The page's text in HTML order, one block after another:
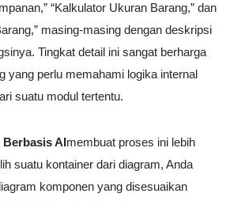
“Kalkulator Ukuran Barang,” dan
masing-masing dengan deskripsi
Tingkat detail ini sangat berharga
yang perlu memahami logika internal
suatu modul tertentu.
AImembuat proses ini lebih
suatu kontainer dari diagram, Anda
komponen yang disesuaikan